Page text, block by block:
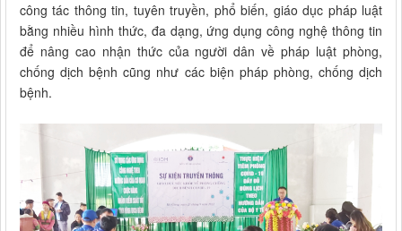
công tác thông tin, tuyên truyền, phổ biến, giáo dục pháp luật
bằng nhiều hình thức, đa dạng, ứng dụng công nghệ thông tin
để nâng cao nhận thức của người dân về pháp luật phòng,
chống dịch bệnh cũng như các biện pháp phòng, chống dịch
bệnh.